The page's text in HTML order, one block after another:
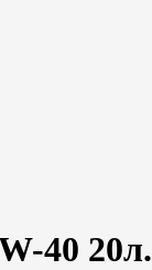
40 20л.